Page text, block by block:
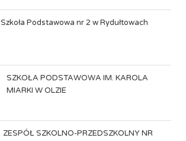
Szkoła Podstawowa nr 2 w Rydułtowach
SZKOŁA PODSTAWOWA IM. KAROLA
MIARKI W OLZIE
ZESPÓŁ SZKOLNO-PRZEDSZKOLNY NR